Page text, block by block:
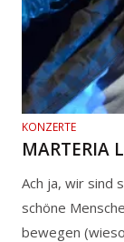
KONZERTE
MARTERIA
Ach ja, wir sind
schöne
bewegen